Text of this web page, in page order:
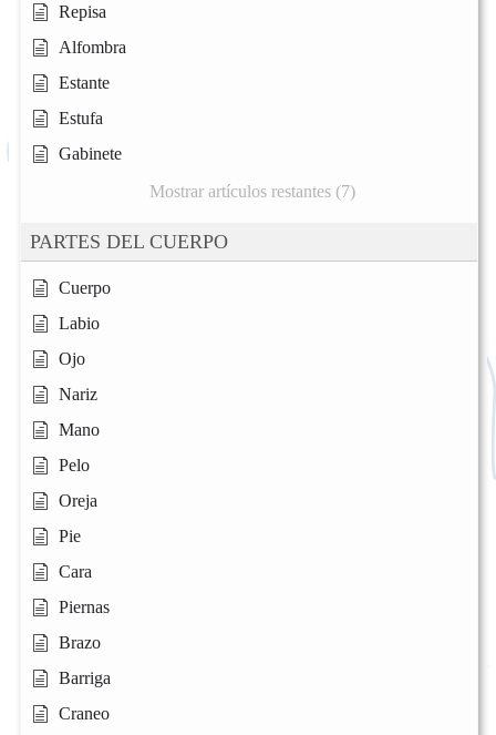
Repisa
Alfombra
Estante
Estufa
Gabinete
Mostrar artículos restantes (7)
PARTES DEL CUERPO
Cuerpo
Labio
Ojo
Nariz
Mano
Pelo
Oreja
Pie
Cara
Piernas
Brazo
Barriga
Craneo